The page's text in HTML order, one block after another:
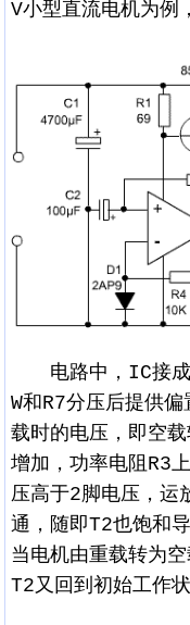
V小型直流电机为例
电路中，IC接成
W和R7分压后提供
载时的电压，即空
增加，功率电阻R3
压高于2脚电压，运
通，随即T2也饱和导
当电机由重载转为
T2又回到初始工作